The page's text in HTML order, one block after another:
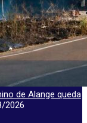
de Alange queda
2026